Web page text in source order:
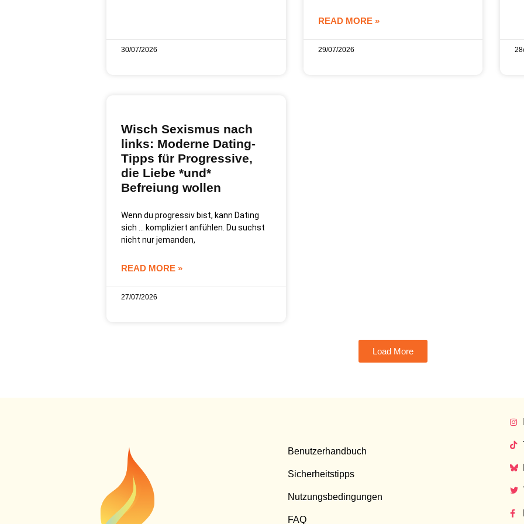
30/07/2026
READ MORE »
29/07/2026
Wisch Sexismus nach
links: Moderne Dating-
Tipps für Progressive,
die Liebe *und*
Befreiung wollen
Wenn du progressiv bist, kann Dating
sich … kompliziert anfühlen. Du suchst
nicht nur jemanden,
READ MORE »
27/07/2026
Load More
Benutzerhandbuch
Sicherheitstipps
Nutzungsbedingungen
FAQ